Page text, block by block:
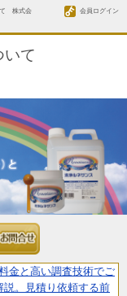
会員ログイン
て 株式会
いて
金と高い調査技術でご
。見積り依頼する前